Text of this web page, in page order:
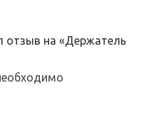
отзыв на «Держатель